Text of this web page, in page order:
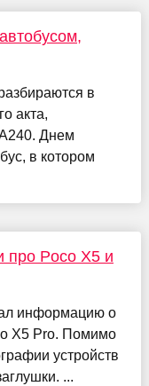
в
акта,
Днем
в котором
про Poco X5 и
информацию о
X5 Pro. Помимо
устройств
...